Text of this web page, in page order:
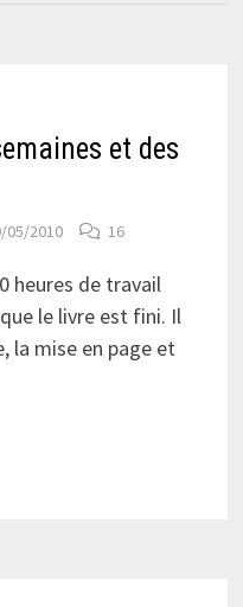
et des
05/2010 16
heures de travail
le livre est fini. Il
la mise en page et